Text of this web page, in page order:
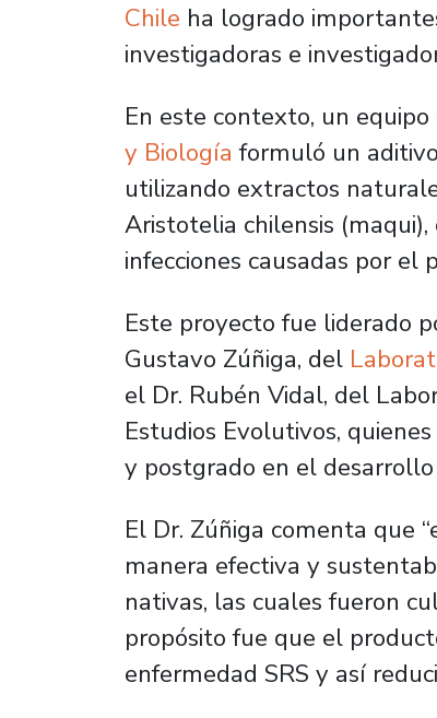
Chile ha logrado
investigadoras e
En este contexto, un
y Biología formuló un
utilizando extractos
Aristotelia chilensis
infecciones causadas por el
Este proyecto fue liderado
Gustavo Zúñiga, del
el Dr. Rubén Vidal, del
Estudios Evolutivos,
y postgrado en el
El Dr. Zúñiga comenta que
manera efectiva y
nativas, las cuales fueron
propósito fue que el
enfermedad SRS y así